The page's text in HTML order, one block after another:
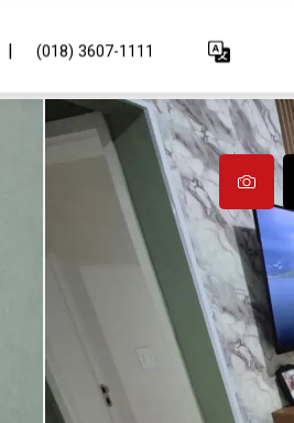
| (018) 3607-1111